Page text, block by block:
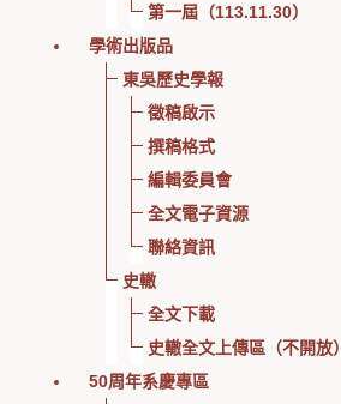
第一屆（113.11.30）
學術出版品
東吳歷史學報
徵稿啟示
撰稿格式
編輯委員會
全文電子資源
聯絡資訊
史轍
全文下載
史轍全文上傳區（不開放）
50周年系慶專區